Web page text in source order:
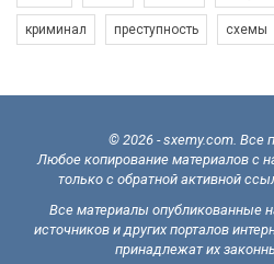
криминал преступность схемы
© 2026 - sxemy.com. Все
Любое копирование материалов с
только с обратной активной
Все материалы опубликованные
источников и других порталов
принадлежат их